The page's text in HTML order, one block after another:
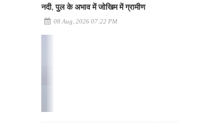
नदी, पुल के अभाव में जोखिम में ग्रामीण
08 Aug, 2026 07:22 PM